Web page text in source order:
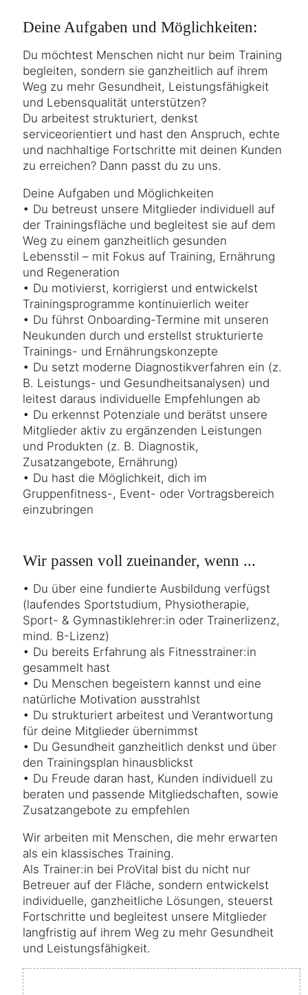
Deine Aufgaben und Möglichkeiten:
Du möchtest Menschen nicht nur beim Training
begleiten, sondern sie ganzheitlich auf ihrem
Weg zu mehr Gesundheit, Leistungsfähigkeit
und Lebensqualität unterstützen?
Du arbeitest strukturiert, denkst
serviceorientiert und hast den Anspruch, echte
und nachhaltige Fortschritte mit deinen Kunden
zu erreichen? Dann passt du zu uns.
Deine Aufgaben und Möglichkeiten
• Du betreust unsere Mitglieder individuell auf
der Trainingsfläche und begleitest sie auf dem
Weg zu einem ganzheitlich gesunden
Lebensstil – mit Fokus auf Training, Ernährung
und Regeneration
• Du motivierst, korrigierst und entwickelst
Trainingsprogramme kontinuierlich weiter
• Du führst Onboarding-Termine mit unseren
Neukunden durch und erstellst strukturierte
Trainings- und Ernährungskonzepte
• Du setzt moderne Diagnostikverfahren ein (z.
B. Leistungs- und Gesundheitsanalysen) und
leitest daraus individuelle Empfehlungen ab
• Du erkennst Potenziale und berätst unsere
Mitglieder aktiv zu ergänzenden Leistungen
und Produkten (z. B. Diagnostik,
Zusatzangebote, Ernährung)
• Du hast die Möglichkeit, dich im
Gruppenfitness-, Event- oder Vortragsbereich
einzubringen
Wir passen voll zueinander, wenn ...
• Du über eine fundierte Ausbildung verfügst
(laufendes Sportstudium, Physiotherapie,
Sport- & Gymnastiklehrer:in oder Trainerlizenz,
mind. B-Lizenz)
• Du bereits Erfahrung als Fitnesstrainer:in
gesammelt hast
• Du Menschen begeistern kannst und eine
natürliche Motivation ausstrahlst
• Du strukturiert arbeitest und Verantwortung
für deine Mitglieder übernimmst
• Du Gesundheit ganzheitlich denkst und über
den Trainingsplan hinausblickst
• Du Freude daran hast, Kunden individuell zu
beraten und passende Mitgliedschaften, sowie
Zusatzangebote zu empfehlen
Wir arbeiten mit Menschen, die mehr erwarten
als ein klassisches Training.
Als Trainer:in bei ProVital bist du nicht nur
Betreuer auf der Fläche, sondern entwickelst
individuelle, ganzheitliche Lösungen, steuerst
Fortschritte und begleitest unsere Mitglieder
langfristig auf ihrem Weg zu mehr Gesundheit
und Leistungsfähigkeit.